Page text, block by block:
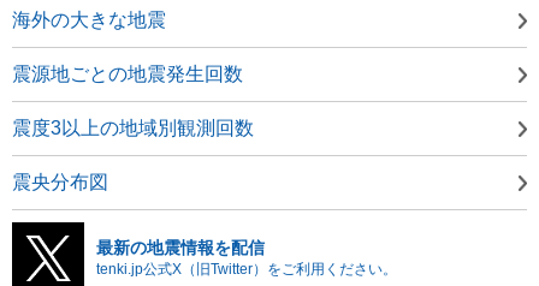
海外の大きな地震
震源地ごとの地震発生回数
震度3以上の地域別観測回数
震央分布図
最新の地震情報を配信
tenki.jp公式X（旧Twitter）をご利用ください。